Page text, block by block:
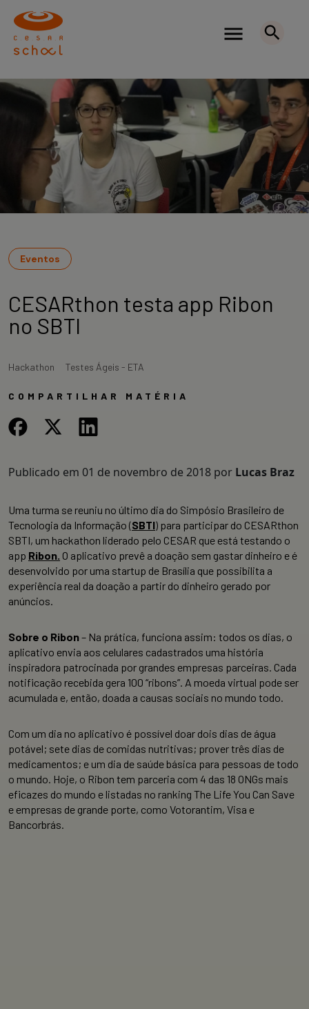
Eventos
CESARthon testa app Ribon
no SBTI
Hackathon Testes Ágeis - ETA
COMPARTILHAR MATÉRIA
Publicado em 01 de novembro de 2018 por Lucas Braz
Uma turma se reuniu no último dia do Simpósio Brasileiro de
Tecnologia da Informação (SBTI) para participar do CESARthon
SBTI, um hackathon liderado pelo CESAR que está testando o
app Ribon. O aplicativo prevê a doação sem gastar dinheiro e é
desenvolvido por uma startup de Brasília que possibilita a
experiência real da doação a partir do dinheiro gerado por
anúncios.
Sobre o Ribon– Na prática, funciona assim: todos os dias, o
aplicativo envia aos celulares cadastrados uma história
inspiradora patrocinada por grandes empresas parceiras. Cada
notificação recebida gera 100 “ribons”. A moeda virtual pode ser
acumulada e, então, doada a causas sociais no mundo todo.
Com um dia no aplicativo é possível doar dois dias de água
potável; sete dias de comidas nutritivas; prover três dias de
medicamentos; e um dia de saúde básica para pessoas de todo
o mundo. Hoje, o Ribon tem parceria com 4 das 18 ONGs mais
eficazes do mundo e listadas no ranking The Life You Can Save
e empresas de grande porte, como Votorantim, Visa e
Bancorbrás.